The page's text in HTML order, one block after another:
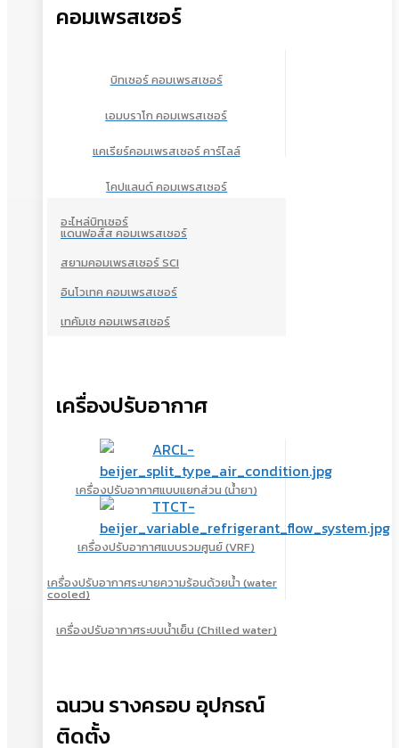
คอมเพรสเซอร์
บิทเซอร์ คอมเพรสเซอร์
เอมบราโก คอมเพรสเซอร์
แคเรียร์คอมเพรสเซอร์ คาร์ไลล์
โคปแลนด์ คอมเพรสเซอร์
อะไหล่บิทเซอร์
แดนฟอส์ส คอมเพรสเซอร์
สยามคอมเพรสเซอร์ SCI
อินโวเทค คอมเพรสเซอร์
เทคัมเช คอมเพรสเซอร์
เครื่องปรับอากาศ
เครื่องปรับอากาศแบบแยกส่วน (น้ำยา)
เครื่องปรับอากาศแบบรวมศูนย์ (VRF)
เครื่องปรับอากาศระบายความร้อนด้วยน้ำ (water
cooled)
เครื่องปรับอากาศระบบน้ำเย็น (Chilled water)
ฉนวน รางครอบ อุปกรณ์
ติดตั้ง